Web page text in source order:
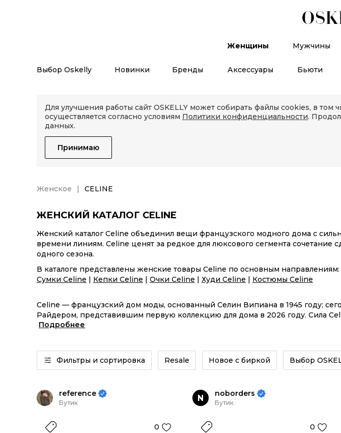
Женщины Мужчины
Выбор Oskelly Новинки Бренды Аксессуары Бьюти
Для улучшения работы сайт OSKELLY может собирать файлы cookies, в
осуществляется согласно условиям Политики конфиденциальности.
данных.
Принимаю
Женское CELINE
ЖЕНСКИЙ КАТАЛОГ CELINE
Женский каталог Celine объединил вещи французского модного дома с
времени линиям. Celine ценят за редкое для люксового сегмента
одного сезона.
В каталоге представлены женские товары Celine по основным направлениям:
Сумки Celine | Кепки Celine | Очки Celine | Худи Celine | Костюмы Celine
Celine — французский дом моды, основанный Селин Випиана в 1945 году;
Райдером, представившим первую коллекцию для дома в 2026 году. Сила
кожгалантереи: LVMH отдельно подчеркивает работу Celine Ateliers, где
из важных современных форм дома, а Ava закрепилась в ассортименте как
не за один отдельный товар, а за цельный язык марки — парижскую
Подробнее
Фильтры и сортировка Resale Новое с биркой Выбор
reference
Бутик
0
N noborders
Бутик
0